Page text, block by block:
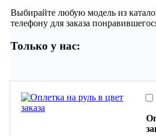
Выбирайте любую модель из
телефону для заказа
Только у нас: